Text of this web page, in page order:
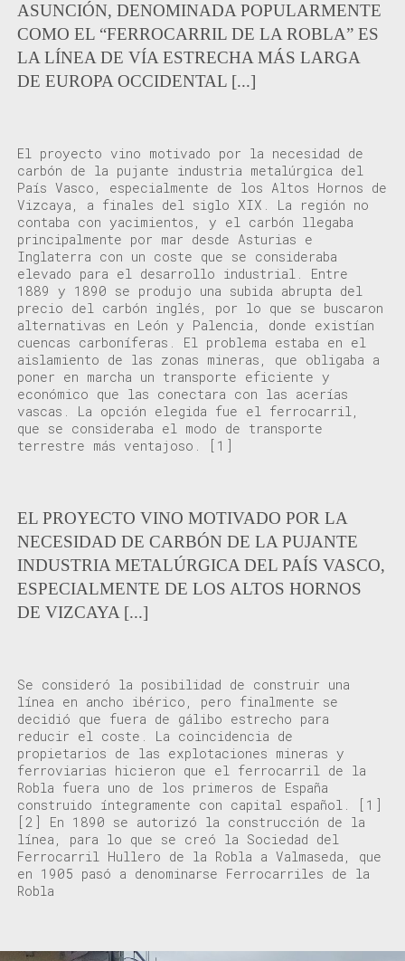
ASUNCIÓN, DENOMINADA POPULARMENTE
COMO EL “FERROCARRIL DE LA ROBLA” ES
LA LÍNEA DE VÍA ESTRECHA MÁS LARGA
DE EUROPA OCCIDENTAL [...]
El proyecto vino motivado por la necesidad de
carbón de la pujante industria metalúrgica del
País Vasco, especialmente de los Altos Hornos de
Vizcaya , a finales del siglo XIX .
La región no
contaba con yacimientos,y el carbón llegaba
principalmente por mar desde Asturias e
Inglaterra con un coste que se consideraba
elevado para el desarrollo industrial. Entre
1889 y 1890 se produjo una subida abrupta del
precio del carbón inglés, por lo que se buscaron
alternativas en León y Palencia, donde existían
cuencas carboníferas .
El problema estaba en el
aislamiento de las zonas mineras, que obligaba a
poner en marcha un transporte eficiente y
económico que las conectara con las acerías
vascas .
La opción elegida fue el ferrocarril,
que se consideraba el modo de transporte
terrestre más ventajoso.
[1]
EL PROYECTO VINO MOTIVADO POR LA
NECESIDAD DE CARBÓN DE LA PUJANTE
INDUSTRIA METALÚRGICA DEL PAÍS VASCO,
ESPECIALMENTE DE LOS ALTOS HORNOS
DE VIZCAYA [...]
Se consideró la posibilidad de construir una
línea en ancho ibérico, pero finalmente se
decidió que fuera de gálibo estrecho para
reducir el coste . La coincidencia de
propietarios de las explotaciones mineras y
ferroviarias hicieron que el ferrocarril de la
Robla fuera uno de los primeros de España
construido íntegramente con capital español .
[1]
[2]
En 1890 se autorizó la construcción de la
línea, para lo que se creó la Sociedad del
Ferrocarril Hullero de la Robla a Valmaseda, que
en 1905 pasó a denominarse Ferrocarriles de la
Robla